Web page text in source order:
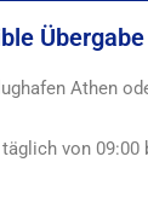
Athen
von 09:00